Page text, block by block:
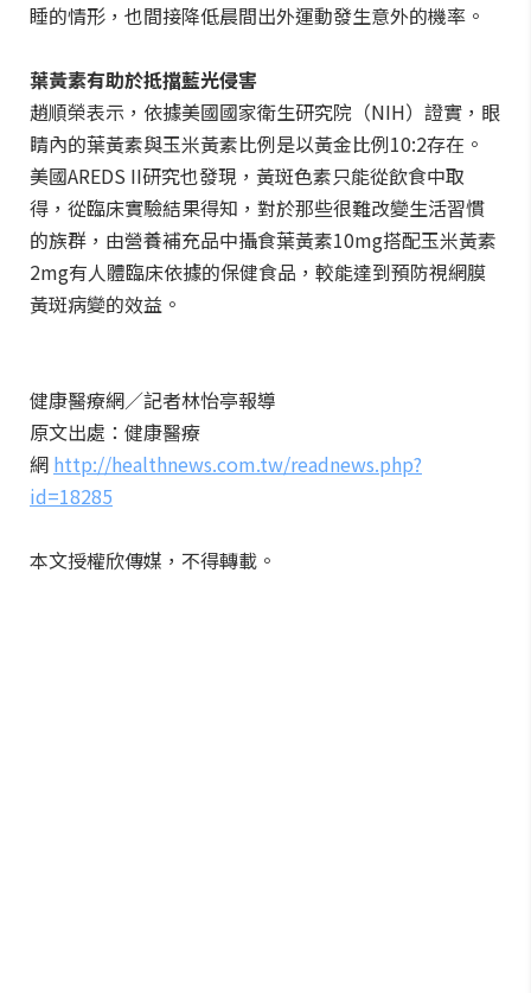
睡的情形，也間接降低晨間出外運動發生意外的機率。
葉黃素有助於抵擋藍光侵害
趙順榮表示，依據美國國家衛生研究院（NIH）證實，眼
睛內的葉黃素與玉米黃素比例是以黃金比例10:2存在。
美國AREDS II研究也發現，黃斑色素只能從飲食中取
得，從臨床實驗結果得知，對於那些很難改變生活習慣
的族群，由營養補充品中攝食葉黃素10mg搭配玉米黃素
2mg有人體臨床依據的保健食品，較能達到預防視網膜
黃斑病變的效益。
健康醫療網／記者林怡亭報導
原文出處： 健康醫療
網 http://healthnews.com.tw/readnews.php?
id=18285
本文授權欣傳媒，不得轉載。